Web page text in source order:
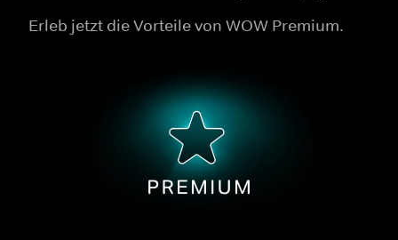
Erleb jetzt die Vorteile von WOW Premium.